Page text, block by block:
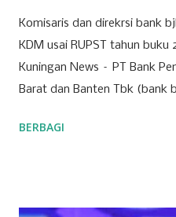
Komisaris dan direkrsi bank
KDM usai RUPST tahun
Kuningan News – PT Bank
Barat dan Banten Tbk (bank
2025 pada Selasa (28/4/
BERBAGI